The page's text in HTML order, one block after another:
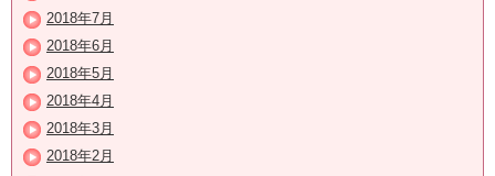
2018年7月
2018年6月
2018年5月
2018年4月
2018年3月
2018年2月